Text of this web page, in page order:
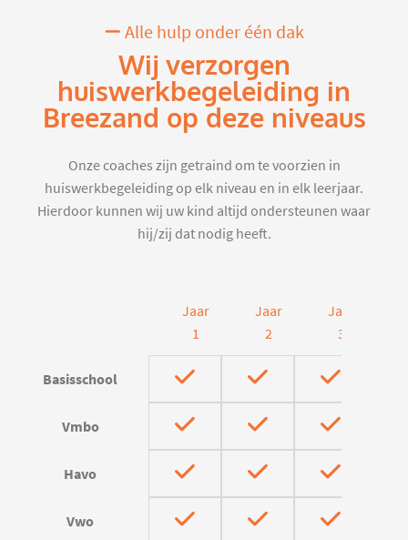
Alle hulp onder één dak
Wij verzorgen
huiswerkbegeleiding in
Breezand op deze niveaus
Onze coaches zijn getraind om te voorzien in
huiswerkbegeleiding op elk niveau en in elk leerjaar.
Hierdoor kunnen wij uw kind altijd ondersteunen waar
hij/zij dat nodig heeft.
Jaar
1
Jaar
2
Jaar
3
Basisschool
Vmbo
Havo
Vwo